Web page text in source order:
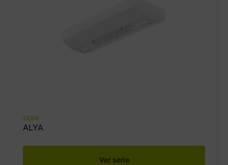
SERIE
ALYA
Ver serie